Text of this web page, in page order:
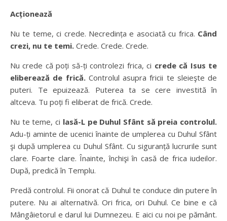
Acționează
Nu te teme, ci crede. Necredința e asociată cu frica. Când
crezi, nu te temi. Crede. Crede. Crede.
Nu crede că poți să-ți controlezi frica, ci crede că Isus te
eliberează de frică. Controlul asupra fricii te sleieşte de
puteri. Te epuizează. Puterea ta se cere investită în
altceva. Tu poți fi eliberat de frică. Crede.
Nu te teme, ci lasă-L pe Duhul Sfânt să preia controlul.
Adu-ți aminte de ucenici înainte de umplerea cu Duhul Sfânt
şi după umplerea cu Duhul Sfânt. Cu siguranță lucrurile sunt
clare. Foarte clare. Înainte, închişi în casă de frica iudeilor.
După, predică în Templu.
Predă controlul. Fii onorat că Duhul te conduce din putere în
putere. Nu ai alternativă. Ori frica, ori Duhul. Ce bine e că
Mângâietorul e darul lui Dumnezeu. E aici cu noi pe pământ.